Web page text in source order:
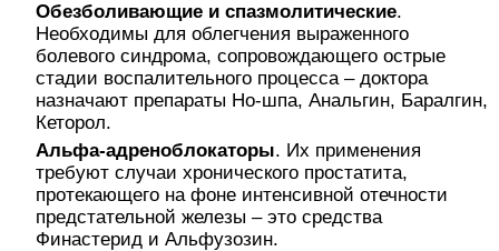
Обезболивающие и спазмолитические.
Необходимы для облегчения выраженного
болевого синдрома, сопровождающего острые
стадии воспалительного процесса – доктора
назначают препараты Но-шпа, Анальгин, Баралгин,
Кеторол.
Альфа-адреноблокаторы. Их применения
требуют случаи хронического простатита,
протекающего на фоне интенсивной отечности
предстательной железы – это средства
Финастерид и Альфузозин.